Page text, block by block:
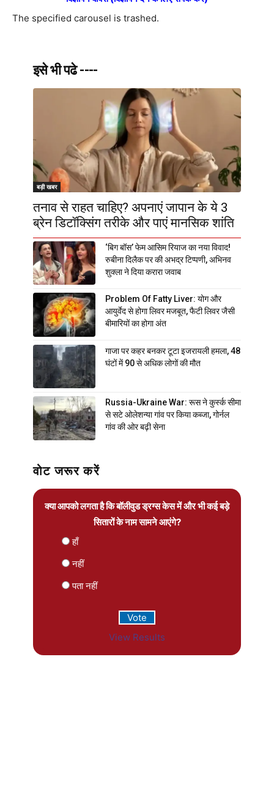
The specified carousel is trashed.
इसे भी पढे ----
बड़ी खबर
तनाव से राहत चाहिए? अपनाएं जापान के ये 3
ब्रेन डिटॉक्सिंग तरीके और पाएं मानसिक शांति
‘बिग बॉस’ फेम आसिम रियाज का नया विवाद!
रुबीना दिलैक पर की अभद्र टिप्पणी, अभिनव
शुक्ला ने दिया करारा जवाब
Problem Of Fatty Liver: योग और
आयुर्वेद से होगा लिवर मजबूत, फैटी लिवर जैसी
बीमारियों का होगा अंत
गाजा पर कहर बनकर टूटा इजरायली हमला, 48
घंटों में 90 से अधिक लोगों की मौत
Russia-Ukraine War: रूस ने कुर्स्क सीमा
से सटे ओलेशन्या गांव पर किया कब्जा, गोर्नल
गांव की ओर बढ़ी सेना
वोट जरूर करें
क्या आपको लगता है कि बॉलीवुड ड्रग्स केस में और भी कई बड़े
सितारों के नाम सामने आएंगे?
हाँ
नहीं
पता नहीं
View Results